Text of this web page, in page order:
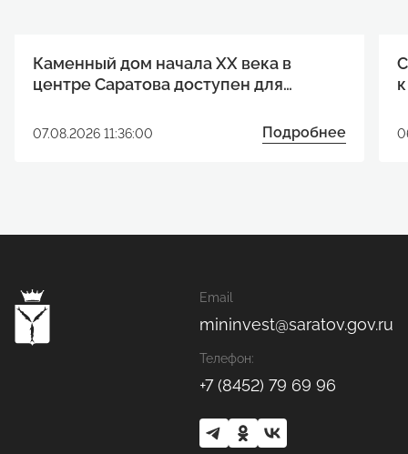
Каменный дом начала XX века в
центре Саратова доступен для
проекта
07.08.2026 11:36:00 Подробнее
Email
mininvest@saratov.gov.ru
Телефон:
+7 (8452) 79 69 96